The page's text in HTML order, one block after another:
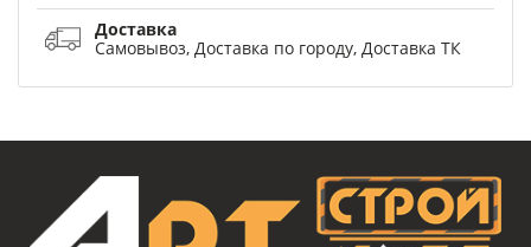
Доставка
Самовывоз, Доставка по городу, Доставка ТК